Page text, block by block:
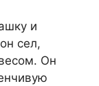
и
сел,
Он